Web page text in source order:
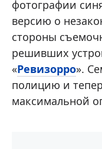
фотографии
версию о
стороны
решивших
«Ревизорро».
полицию и
максимальной